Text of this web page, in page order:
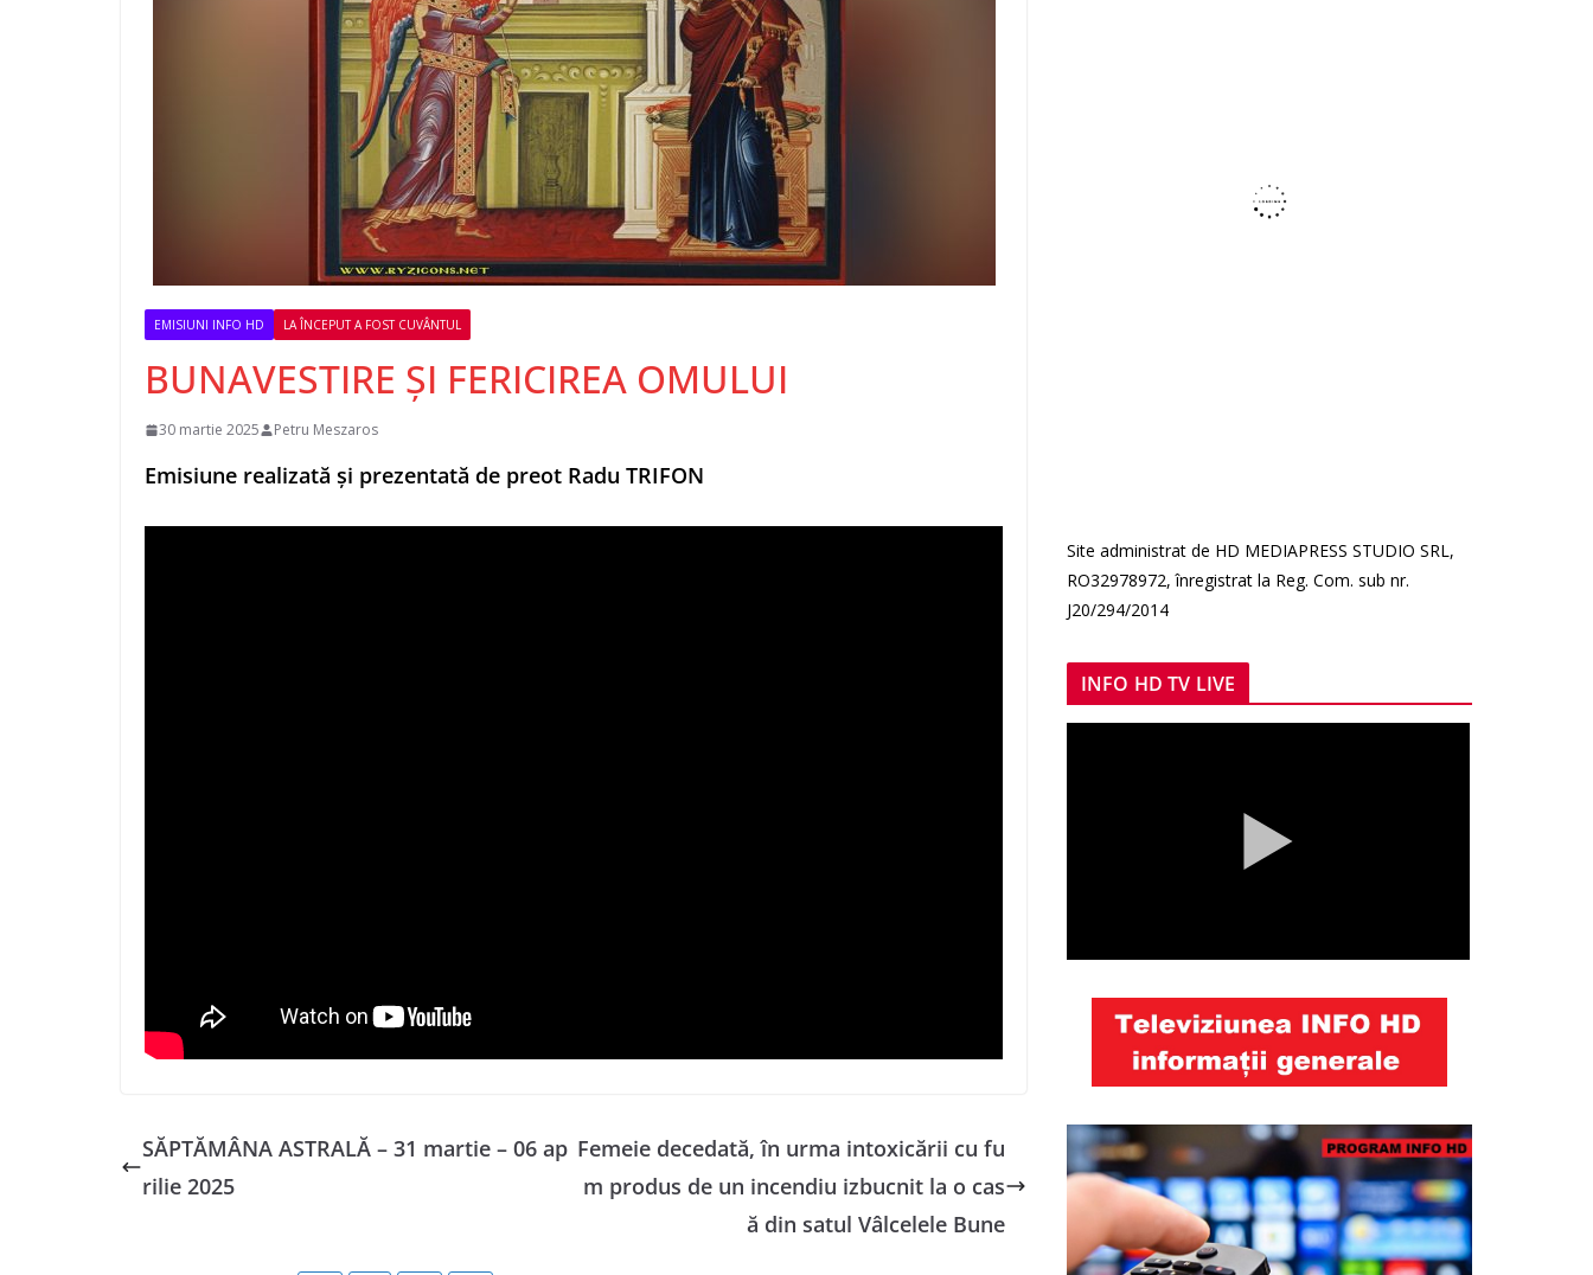
EMISIUNI INFO HD LA ÎNCEPUT A FOST CUVÂNTUL
BUNAVESTIRE ȘI FERICIREA OMULUI
30 martie 2025 Petru Meszaros
Emisiune realizată și prezentată de preot Radu TRIFON
SĂPTĂMÂNA ASTRALĂ – 31 martie – 06 ap
rilie 2025
Femeie decedată, în urma intoxicării cu fu
m produs de un incendiu izbucnit la o cas
ă din satul Vâlcelele Bune
Site administrat de HD MEDIAPRESS STUDIO SRL,
RO32978972, înregistrat la Reg. Com. sub nr.
J20/294/2014
INFO HD TV LIVE